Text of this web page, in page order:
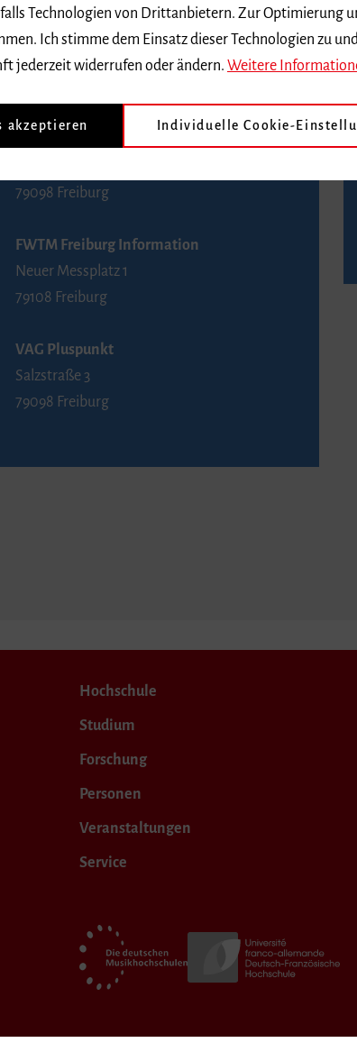
Kaiser-Joseph-Straße 229
79098 Freiburg
Telefon 0761 4968888 (Reservierungen sind
79098 Freiburg
FWTM Freiburg Information
Neuer Messplatz 1
79108 Freiburg
VAG Pluspunkt
Salzstraße 3
79098 Freiburg
Hochschule
Studium
Forschung
Personen
Veranstaltungen
Service
Technologien von Drittanbietern. Zur Optimierung
Ich stimme dem Einsatz dieser Technologien zu
jederzeit widerrufen oder ändern. Weitere
akzeptieren Individuelle Cookie-